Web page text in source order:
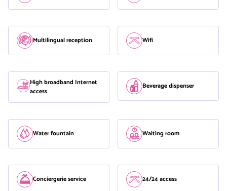
Multilingual reception Wifi
High broadband Internet
access
Beverage dispenser
Water fountain Waiting room
Conciergerie service 24/24 access